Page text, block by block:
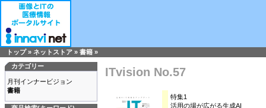
トップ» ネットストア » 書籍 »
カテゴリー
月刊インナービジョン
書籍
ITvision No.57
特集1
活用の場が広がる生成AI